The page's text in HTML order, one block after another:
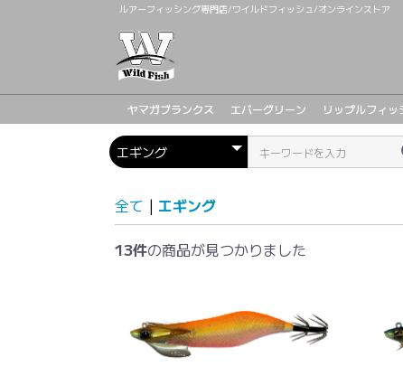
ルアーフィッシング専門店/ワイルドフィッシュ/オンラインストア
ヤマガブランクス エバーグリーン リップルフィッ
全て | エギング
13件の商品が見つかりました